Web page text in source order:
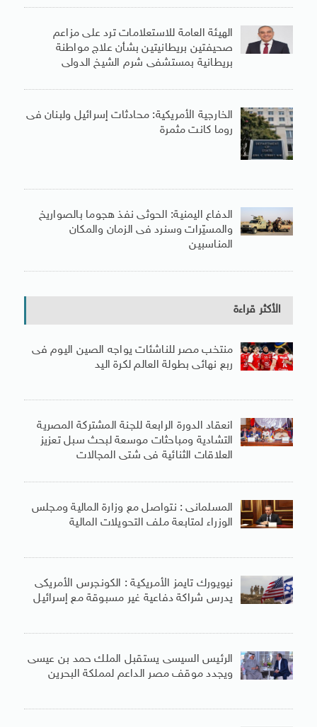
الهيئة العامة للاستعلامات ترد على مزاعم
صحيفتين بريطانيتين بشأن علاج مواطنة
بريطانية بمستشفى شرم الشيخ الدولى
الخارجية الأمريكية: محادثات إسرائيل ولبنان فى
روما كانت مثمرة
الدفاع اليمنية: الحوثى نفذ هجوما بالصواريخ
والمسيّرات وسنرد فى الزمان والمكان
المناسبين
الأكثر قراءة
منتخب مصر للناشئات يواجه الصين اليوم فى
ربع نهائى بطولة العالم لكرة اليد
انعقاد الدورة الرابعة للجنة المشتركة المصرية
التشادية ومباحثات موسعة لبحث سبل تعزيز
العلاقات الثنائية فى شتى المجالات
المسلمانى : نتواصل مع وزارة المالية ومجلس
الوزراء لمتابعة ملف التحويلات المالية
نيويورك تايمز الأمريكية : الكونجرس الأمريكى
يدرس شراكة دفاعية غير مسبوقة مع إسرائيل
الرئيس السيسى يستقبل الملك حمد بن عيسى
ويجدد موقف مصر الداعم لمملكة البحرين